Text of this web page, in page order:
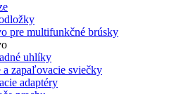
pre multifunkčné brúsky
uhlíky
a zapaľovacie sviečky
adaptéry